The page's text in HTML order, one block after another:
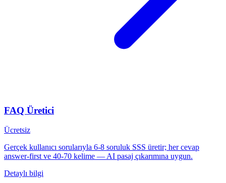
FAQ Üretici
Ücretsiz
Gerçek kullanıcı sorularıyla 6-8 soruluk SSS üretir; her cevap
answer-first ve 40-70 kelime — AI pasaj çıkarımına uygun.
Detaylı bilgi